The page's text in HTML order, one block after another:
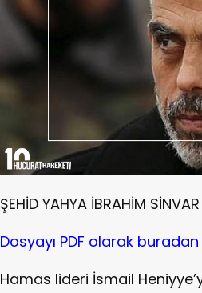
ŞEHİD YAHYA İBRAHİM SİNVAR
Dosyayı PDF olarak
Hamas lideri İsmail